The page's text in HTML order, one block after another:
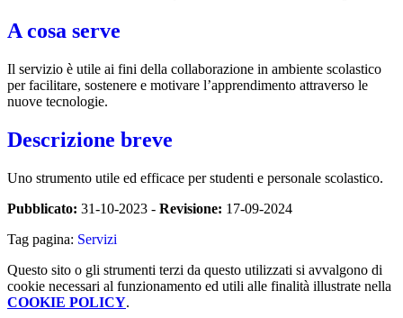
A cosa serve
Il servizio è utile ai fini della collaborazione in ambiente scolastico
per facilitare, sostenere e motivare l’apprendimento attraverso le
nuove tecnologie.
Descrizione breve
Uno strumento utile ed efficace per studenti e personale scolastico.
Pubblicato: 31-10-2023 - Revisione: 17-09-2024
Tag pagina: Servizi
Questo sito o gli strumenti terzi da questo utilizzati si avvalgono di
cookie necessari al funzionamento ed utili alle finalità illustrate nella
COOKIE POLICY.